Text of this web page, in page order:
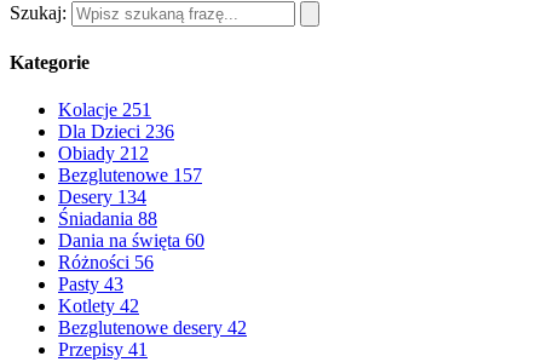
Szukaj:
Kategorie
Kolacje 251
Dla Dzieci 236
Obiady 212
Bezglutenowe 157
Desery 134
Śniadania 88
Dania na święta 60
Różności 56
Pasty 43
Kotlety 42
Bezglutenowe desery 42
Przepisy 41